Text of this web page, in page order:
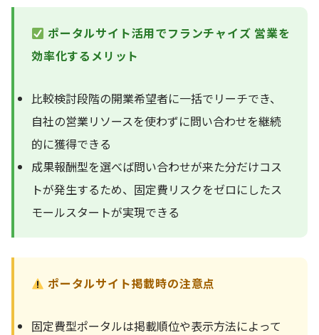
ポータルサイト活用でフランチャイズ 営業を
効率化するメリット
比較検討段階の開業希望者に一括でリーチでき、
自社の営業リソースを使わずに問い合わせを継続
的に獲得できる
成果報酬型を選べば問い合わせが来た分だけコス
トが発生するため、固定費リスクをゼロにしたス
モールスタートが実現できる
ポータルサイト掲載時の注意点
固定費型ポータルは掲載順位や表示方法によって